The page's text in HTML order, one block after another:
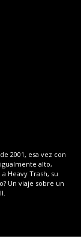
2001, esa vez con
alto,
Heavy Trash, su
Un viaje sobre un